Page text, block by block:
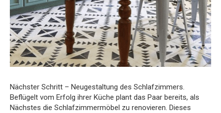
Nächster Schritt – Neugestaltung des Schlafzimmers.
Beflügelt vom Erfolg ihrer Küche plant das Paar bereits, als
Nächstes die Schlafzimmermöbel zu renovieren. Dieses